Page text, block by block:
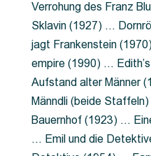
Verrohung des Franz
Sklavin (1927) …
jagt Frankenstein
empire (1990) …
Aufstand alter Männer
Männdli (beide
Bauernhof (1923) …
… Emil und die